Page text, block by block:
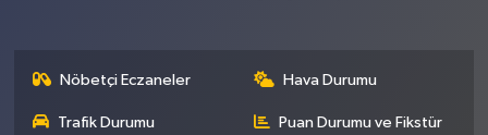
Nöbetçi Eczaneler Hava Durumu
Trafik Durumu Puan Durumu ve Fikstür